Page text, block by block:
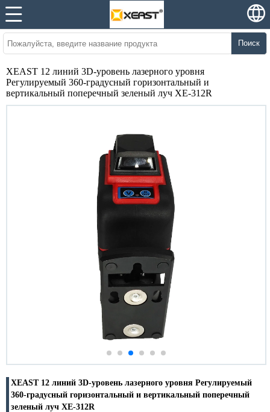
Поиск
XEAST 12 линий 3D-уровень лазерного уровня
Регулируемый 360-градусный горизонтальный и
вертикальный поперечный зеленый луч XE-312R
XEAST 12 линий 3D-уровень лазерного уровня Регулируемый
360-градусный горизонтальный и вертикальный поперечный
зеленый луч XE-312R